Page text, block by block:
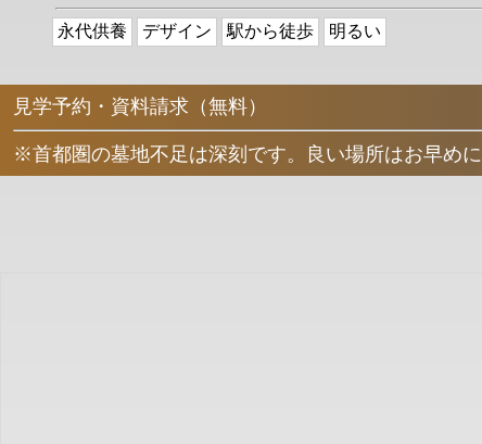
永代供養 デザイン 駅から徒歩 明るい
見学予約・資料請求（無料）
※首都圏の墓地不足は深刻です。良い場所はお早めに